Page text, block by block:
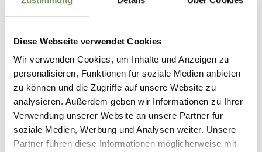
Diese Webseite verwendet Cookies
Wir verwenden Cookies, um Inhalte und Anzeigen zu
personalisieren, Funktionen für soziale Medien anbieten
zu können und die Zugriffe auf unsere Website zu
analysieren. Außerdem geben wir Informationen zu Ihrer
Verwendung unserer Website an unsere Partner für
soziale Medien, Werbung und Analysen weiter. Unsere
Partner führen diese Informationen möglicherweise mit